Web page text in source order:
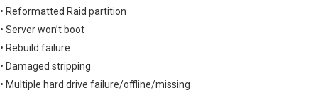
• Reformatted Raid partition
• Server won’t boot
• Rebuild failure
• Damaged stripping
• Multiple hard drive failure/offline/missing